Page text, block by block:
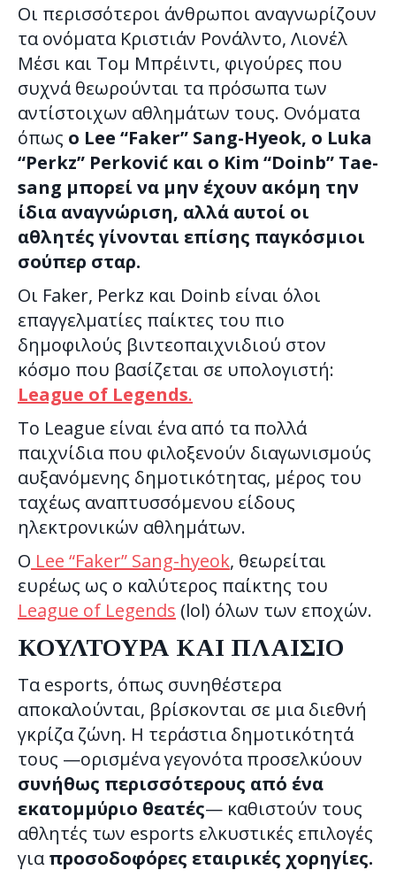
Οι περισσότεροι άνθρωποι αναγνωρίζουν
τα ονόματα Κριστιάν Ρονάλντο, Λιονέλ
Μέσι και Τομ Μπρέιντι, φιγούρες που
συχνά θεωρούνται τα πρόσωπα των
αντίστοιχων αθλημάτων τους. Ονόματα
όπως ο Lee “Faker” Sang-Hyeok, ο Luka
“Perkz” Perković και ο Kim “Doinb” Tae-
sang μπορεί να μην έχουν ακόμη την
ίδια αναγνώριση, αλλά αυτοί οι
αθλητές γίνονται επίσης παγκόσμιοι
σούπερ σταρ.
Οι Faker, Perkz και Doinb είναι όλοι
επαγγελματίες παίκτες του πιο
δημοφιλούς βιντεοπαιχνιδιού στον
κόσμο που βασίζεται σε υπολογιστή:
League of Legends.
Το League είναι ένα από τα πολλά
παιχνίδια που φιλοξενούν διαγωνισμούς
αυξανόμενης δημοτικότητας, μέρος του
ταχέως αναπτυσσόμενου είδους
ηλεκτρονικών αθλημάτων.
Ο Lee “Faker” Sang-hyeok, θεωρείται
ευρέως ως ο καλύτερος παίκτης του
League of Legends (lol) όλων των εποχών.
ΚΟΥΛΤΟΥΡΑ ΚΑΙ ΠΛΑΙΣΙΟ
Τα esports, όπως συνηθέστερα
αποκαλούνται, βρίσκονται σε μια διεθνή
γκρίζα ζώνη. Η τεράστια δημοτικότητά
τους —ορισμένα γεγονότα προσελκύουν
συνήθως περισσότερους από ένα
εκατομμύριο θεατές— καθιστούν τους
αθλητές των esports ελκυστικές επιλογές
γιαπροσοδοφόρες εταιρικές χορηγίες.